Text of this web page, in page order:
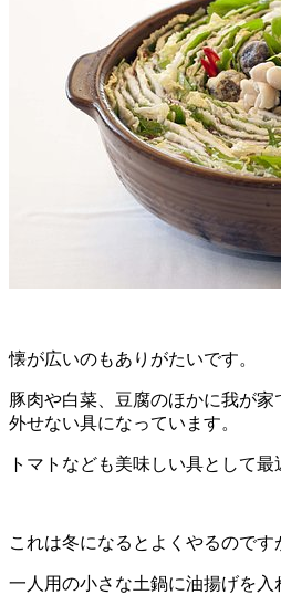
懐が広いのもありがたいです。
豚肉や白菜、豆腐のほかに我が
外せない具になっています。
トマトなども美味しい具として最
これは冬になるとよくやるのです
一人用の小さな土鍋に油揚げを